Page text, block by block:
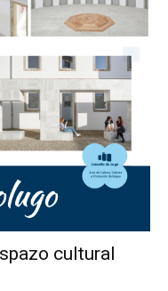
cultural